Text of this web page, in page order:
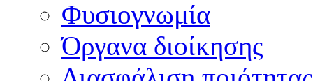
Φυσιογνωμία
Όργανα διοίκησης